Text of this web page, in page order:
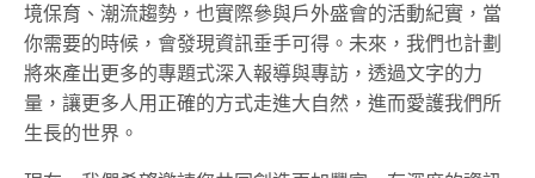
境保育、潮流趨勢，也實際參與戶外盛會的活動紀實，當
你需要的時候，會發現資訊垂手可得。未來，我們也計劃
將來產出更多的專題式深入報導與專訪，透過文字的力
量，讓更多人用正確的方式走進大自然，進而愛護我們所
生長的世界。